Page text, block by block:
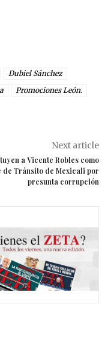
Dubiel Sánchez
Promociones León.
Next article
a Vicente Robles como
de Tránsito de Mexicali por
presunta corrupción